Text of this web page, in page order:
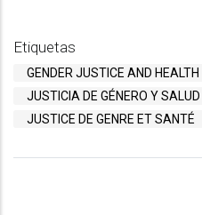
Etiquetas
GENDER JUSTICE AND HEALTH
JUSTICIA DE GÉNERO Y SALUD
JUSTICE DE GENRE ET SANTÉ